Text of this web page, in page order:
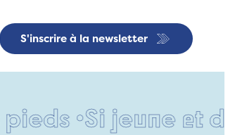
S'inscrire à la newsletter
Si jeune et déjà si